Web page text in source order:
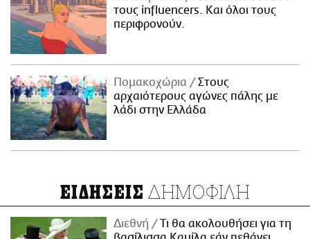
τους influencers. Και όλοι τους
περιφρονούν.
Πομακοχώρια
Στους
αρχαιότερους αγώνες πάλης με
λάδι στην Ελλάδα
ΕΙΔΗΣΕΙΣ ΔΗΜΟΦΙΛΗ
Διεθνή
Τι θα ακολουθήσει για τη